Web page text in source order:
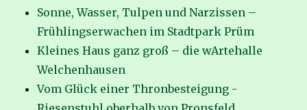
Sonne, Wasser, Tulpen und Narzissen –
Frühlingserwachen im Stadtpark Prüm
Kleines Haus ganz groß – die wArtehalle
Welchenhausen
Vom Glück einer Thronbesteigung -